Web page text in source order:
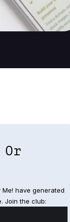
have generated
Join the club: